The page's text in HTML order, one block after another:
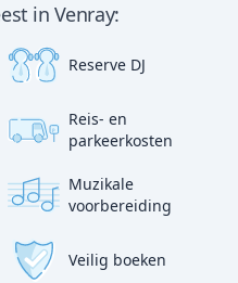
in Venray:
Reserve DJ
p
Reis- en
parkeerkosten
Muzikale
voorbereiding
Veilig boeken